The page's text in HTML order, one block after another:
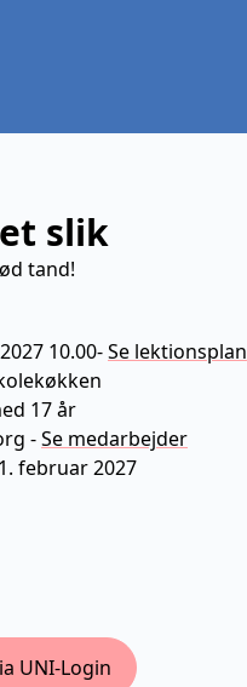
slik
tand!
10.00-Se lektionsplan
17 år
-Se medarbejder
februar 2027
UNI-Login